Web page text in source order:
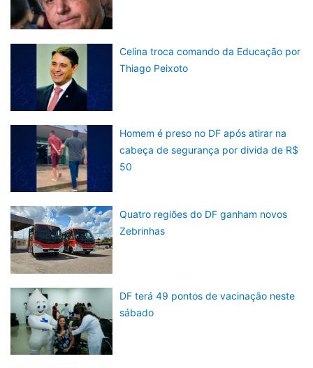
Celina troca comando da Educação por
Thiago Peixoto
Homem é preso no DF após atirar na
cabeça de segurança por divida de R$
50
Quatro regiões do DF ganham novos
Zebrinhas
DF terá 49 pontos de vacinação neste
sábado